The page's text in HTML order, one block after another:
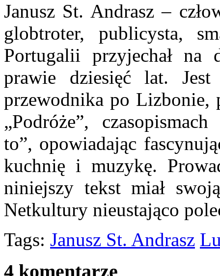
Janusz St. Andrasz –
globtroter, publicysta,
Portugalii przyjechał
prawie dziesięć lat. Jest
przewodnika po Lizbonie,
„Podróże”,
to”, opowiadając
kuchnię i muzykę.
niniejszy tekst miał
Netkultury nieustająco
Tags: Janusz St. Andrasz
4 komentarze